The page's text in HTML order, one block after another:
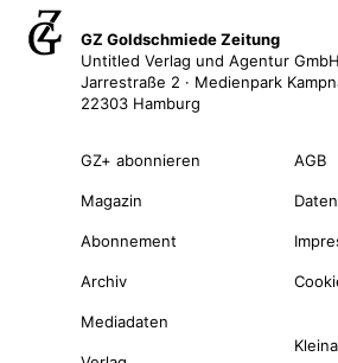
GZ Goldschmiede Zeitung
Untitled Verlag und Agentur
Jarrestraße 2 · Medienpark
22303 Hamburg
GZ+ abonnieren
Magazin
Abonnement
Archiv
Mediadaten
AGB